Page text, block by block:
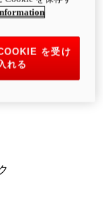
料を除く）
を受け
れる